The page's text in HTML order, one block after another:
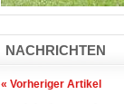
NACHRICHTEN
« Vorheriger Artikel